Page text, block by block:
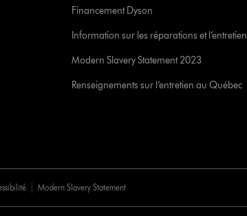
Financement Dyson
Information sur les réparations et l’entretien
Modern Slavery Statement 2023
Renseignements sur l’entretien au Québec
Modern Slavery Statement